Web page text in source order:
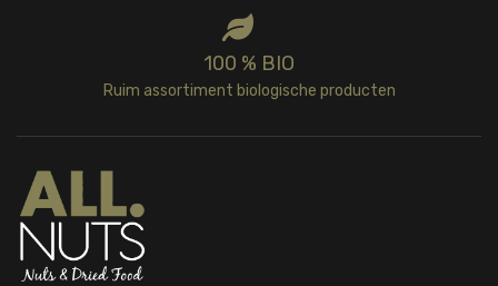
100 % BIO
Ruim assortiment biologische producten